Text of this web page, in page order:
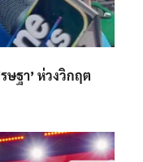
ษฐา’ ห่วงวิกฤต